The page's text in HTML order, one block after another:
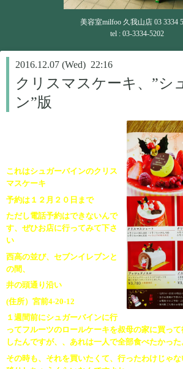
美容室milfoo 久我山店 03 3334
tel : 03-3334-5202
2016.12.07 (Wed) 22:16
クリスマスケーキ、”シ
ン”版
これはシュガーバインのクリス
マスケーキ
予約は１２月２０日まで
ただし電話予約はできないんで
す、ぜひお店に行ってみて下さ
い
西高の並び、セブンイレブンと
の間、
井の頭通り沿い
(住所）宮前4-20-12
１週間前にシュガーバインに行
ってフルーツのロールケーキを叔母の家に買っ
したんですが、、あれは一人で全部食べたかった
その時も、それを買いたくて、行ったわけじゃ